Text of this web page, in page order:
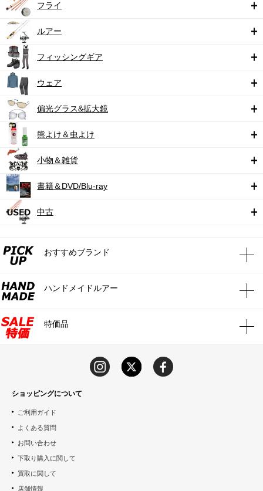
フライ
ルアー
フィッシングギア
ウェア
偏光グラス&拡大鏡
熊よけ＆虫よけ
小物＆雑貨
書籍＆DVD/Blu-ray
中古
おすすめブランド
ハンドメイドルアー
特価品
ショッピングについて
ご利用ガイド
よくある質問
お問い合わせ
下取り購入に関して
買取に関して
店舗情報